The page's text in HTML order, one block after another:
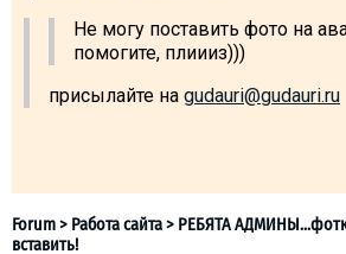
Не могу поставить фото на
помогите, плиииз)))
присылайте на gudauri@gudauri.ru